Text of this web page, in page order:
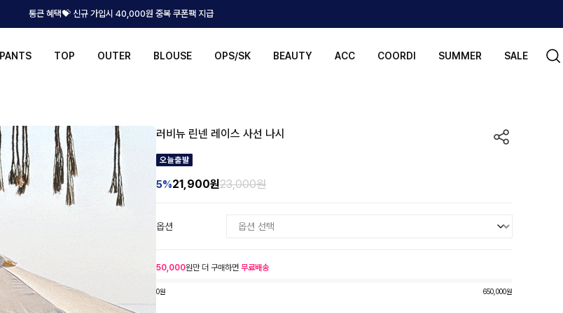
통큰 혜택💝 신규 가입시 40,000원 중복 쿠폰팩 지급
PANTS TOP OUTER BLOUSE OPS/SK BEAUTY ACC COORDI SUMMER SALE
러비뉴 린넨 레이스 사선 나시
5%21,900원23,000원
옵션
50,000원만 더 구매하면 무료배송
0원 650,000원